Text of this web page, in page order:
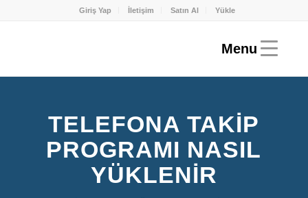
Giriş Yap İletişim Satın Al Yükle
TELEFONA TAKIP
PROGRAMI NASIL
YÜKLENIR